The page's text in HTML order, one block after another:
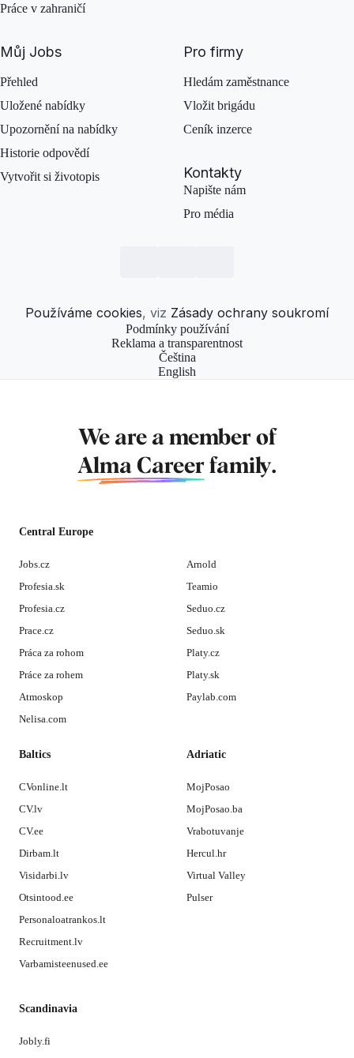
Práce v zahraničí
Můj Jobs
Přehled
Uložené nabídky
Upozornění na nabídky
Historie odpovědí
Vytvořit si životopis
Pro firmy
Hledám zaměstnance
Vložit brigádu
Ceník inzerce
Kontakty
Napište nám
Pro média
Používáme cookies, viz Zásady ochrany soukromí
Podmínky používání
Reklama a transparentnost
Čeština
English
We are a member of
Alma Career family.
Central Europe
Jobs.cz
Profesia.sk
Profesia.cz
Prace.cz
Práca za rohom
Práce za rohem
Atmoskop
Nelisa.com
Arnold
Teamio
Seduo.cz
Seduo.sk
Platy.cz
Platy.sk
Paylab.com
Baltics
CVonline.lt
CV.lv
CV.ee
Dirbam.lt
Visidarbi.lv
Otsintood.ee
Personaloatrankos.lt
Recruitment.lv
Varbamisteenused.ee
Adriatic
MojPosao
MojPosao.ba
Vrabotuvanje
Hercul.hr
Virtual Valley
Pulser
Scandinavia
Jobly.fi